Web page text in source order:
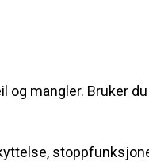
mangler. Bruker